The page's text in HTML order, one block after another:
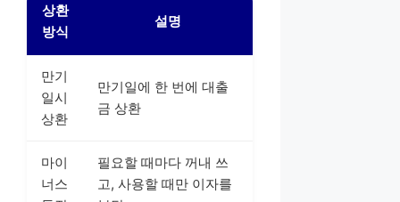
상환
방식
설명
만기
일시
상환
만기일에 한 번에 대출
금 상환
마이
너스
필요할 때마다 꺼내 쓰
고, 사용할 때만 이자를